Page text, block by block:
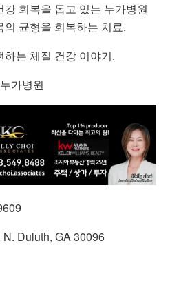
회복을 돕고 있는 누가병원
균형을 회복하는 치료.
는 체질 건강 이야기.
가병원
Duluth, GA 30096